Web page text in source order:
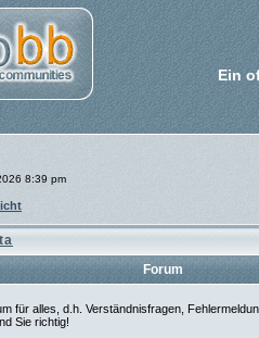
Ein
8:39 pm
Forum
für alles, d.h. Verständnisfragen,
Sie richtig!